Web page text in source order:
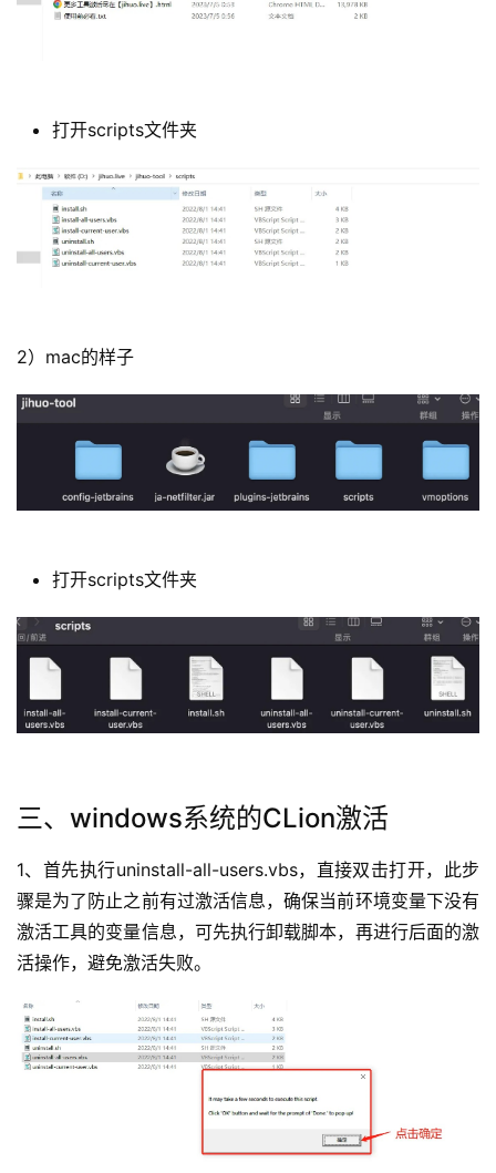
打开scripts文件夹
2）mac的样子
打开scripts文件夹
三、windows系统的CLion激活
1、首先执行uninstall-all-users.vbs，直接双击打开，此步
骤是为了防止之前有过激活信息，确保当前环境变量下没有
激活工具的变量信息，可先执行卸载脚本，再进行后面的激
活操作，避免激活失败。